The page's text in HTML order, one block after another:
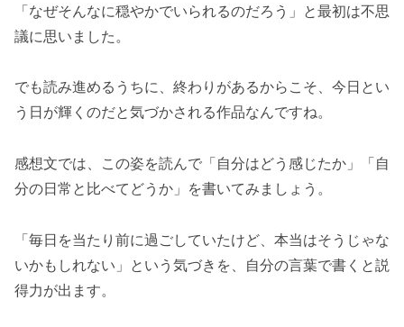
「なぜそんなに穏やかでいられるのだろう」と最初は不思
議に思いました。
でも読み進めるうちに、終わりがあるからこそ、今日とい
う日が輝くのだと気づかされる作品なんですね。
感想文では、この姿を読んで「自分はどう感じたか」「自
分の日常と比べてどうか」を書いてみましょう。
「毎日を当たり前に過ごしていたけど、本当はそうじゃな
いかもしれない」という気づきを、自分の言葉で書くと説
得力が出ます。